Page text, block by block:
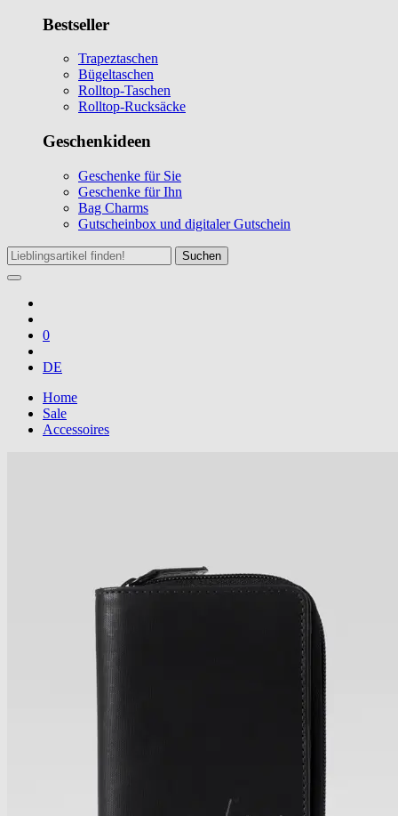
Bestseller
Trapeztaschen
Bügeltaschen
Rolltop-Taschen
Rolltop-Rucksäcke
Geschenkideen
Geschenke für Sie
Geschenke für Ihn
Bag Charms
Gutscheinbox und digitaler Gutschein
Suchen
0
DE
Home
Sale
Accessoires